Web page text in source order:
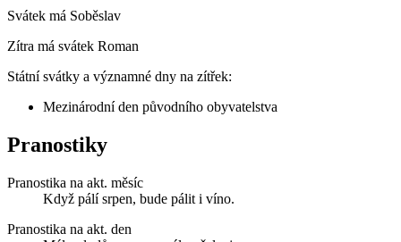
Svátek má Soběslav
Zítra má svátek Roman
Státní svátky a významné dny na zítřek:
Mezinárodní den původního obyvatelstva
Pranostiky
Pranostika na akt. měsíc
Když pálí srpen, bude pálit i víno.
Pranostika na akt. den